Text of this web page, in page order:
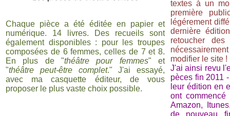
Chaque pièce a été éditée en papier et
numérique. 14 livres. Des recueils sont
également disponibles : pour les troupes
composées de 6 femmes, celles de 7 et 8.
En plus de "théâtre pour femmes" et
"théâtre peut-être complet." J'ai essayé,
avec ma casquette éditeur, de vous
proposer le plus vaste choix possible.
textes à un
première
légérement
dernière
retoucher
modifier le site !
J'ai ainsi revu
pèces fin 2011
leur édition en
ont
Amazon,
de nouveau